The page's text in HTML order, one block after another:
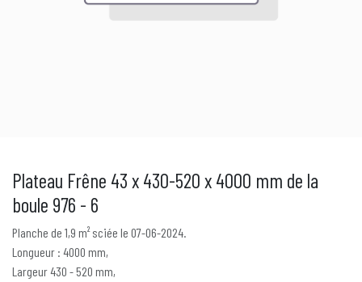
Plateau Frêne 43 x 430-520 x 4000 mm de la
boule 976 - 6
Planche de 1,9 m² sciée le 07-06-2024.
Longueur : 4000 mm,
Largeur 430 - 520 mm,